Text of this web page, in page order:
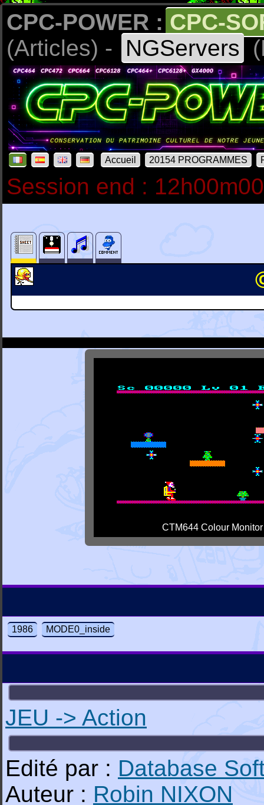
CPC-POWER : CPC-
(Articles) -
NGServers
Accueil 20154 PROGRAMMES
Session end :
CTM644 Colour Monitor
1986 MODE0_inside
JEU -> Action
Edité par : Database
Auteur : Robin NIXON